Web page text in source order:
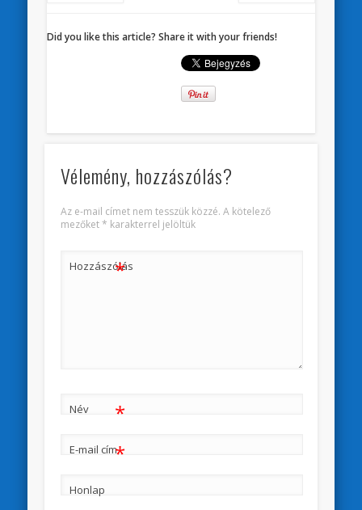
Did you like this article? Share it with your friends!
Vélemény, hozzászólás?
Az e-mail címet nem tesszük közzé. A kötelező
mezőket* karakterrel jelöltük
Hozzászólás
*
Név *
E-mail cím*
Honlap